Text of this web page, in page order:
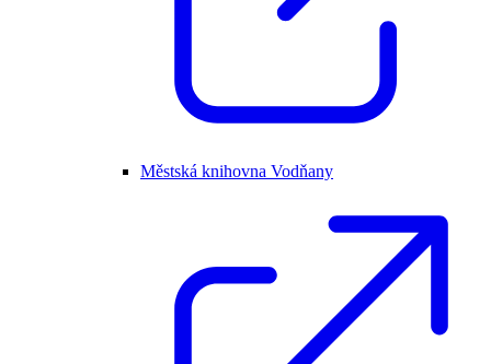
Městská knihovna Vodňany